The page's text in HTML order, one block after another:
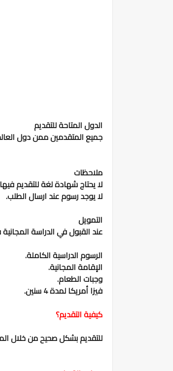
الدول المتاحة للتقديم
جميع المتقدمين ممن دول العالم
ملاحظات
لا يحتاج شهادة لغة للتقديم
لا يوجد رسوم عند ارسال الطلب.
التمويل
عند القبول في الدراسة
الرسوم الدراسية الكاملة.
الإقامة المجانية.
وجبات الطعام.
فيزا أمريكا لمدة 4 سنين.
كيفية التقديم؟
للتقديم بشكل صحيح من خلال